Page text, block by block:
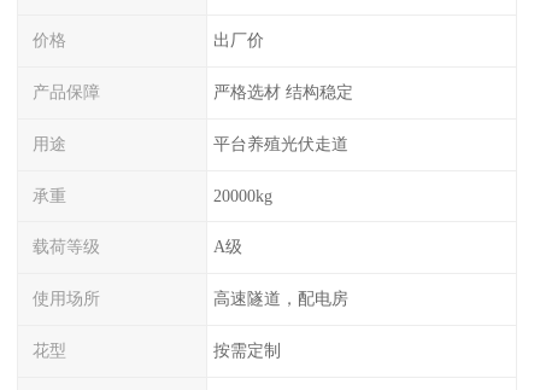
价格 出厂价
产品保障 严格选材 结构稳定
用途 平台养殖光伏走道
承重 20000kg
载荷等级 A级
使用场所 高速隧道，配电房
花型 按需定制